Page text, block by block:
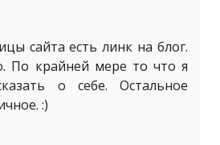
сайта есть линк на блог.
По крайней мере то что я
о себе. Остальное
:)